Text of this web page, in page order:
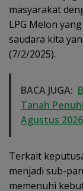
masyarakat
LPG Melon
saudara kita
(7/2/2025).
BACA JUGA:
Tanah
Agustus 2026
Terkait
menjadi sub-
memenuhi